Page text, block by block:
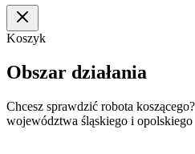
Koszyk
Obszar działania
Chcesz sprawdzić robota
województwa śląskiego i opolskiego